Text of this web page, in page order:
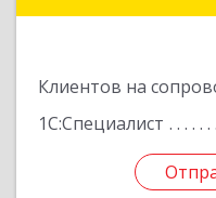
Клиентов на
1С:Специалист